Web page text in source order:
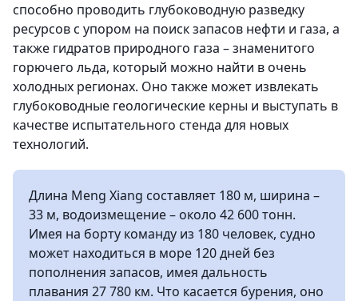
способно проводить глубоководную разведку
ресурсов с упором на поиск запасов нефти и газа, а
также гидратов природного газа – знаменитого
горючего льда, который можно найти в очень
холодных регионах. Оно также может извлекать
глубоководные геологические керны и выступать в
качестве испытательного стенда для новых
технологий.
Длина Meng Xiang составляет 180 м, ширина –
33 м, водоизмещение – около 42 600 тонн.
Имея на борту команду из 180 человек, судно
может находиться в море 120 дней без
пополнения запасов, имея дальность
плавания 27 780 км. Что касается бурения, оно